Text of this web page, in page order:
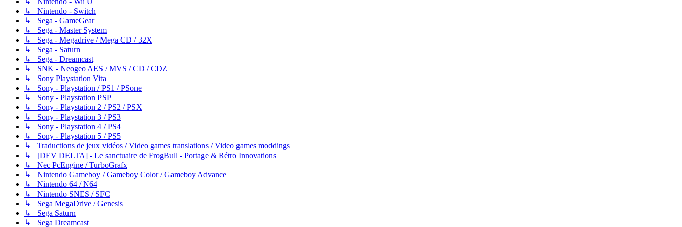
↳ Nintendo - Switch
↳ Sega - GameGear
↳ Sega - Master System
↳ Sega - Megadrive / Mega CD / 32X
↳ Sega - Saturn
↳ Sega - Dreamcast
↳ SNK - Neogeo AES / MVS / CD / CDZ
↳ Sony Playstation Vita
↳ Sony - Playstation / PS1 / PSone
↳ Sony - Playstation PSP
↳ Sony - Playstation 2 / PS2 / PSX
↳ Sony - Playstation 3 / PS3
↳ Sony - Playstation 4 / PS4
↳ Sony - Playstation 5 / PS5
↳ Traductions de jeux vidéos / Video games translations / Video games moddings
↳ [DEV DELTA] - Le sanctuaire de FrogBull - Portage & Rétro Innovations
↳ Nec PcEngine / TurboGrafx
↳ Nintendo Gameboy / Gameboy Color / Gameboy Advance
↳ Nintendo 64 / N64
↳ Nintendo SNES / SFC
↳ Sega MegaDrive / Genesis
↳ Sega Saturn
↳ Sega Dreamcast